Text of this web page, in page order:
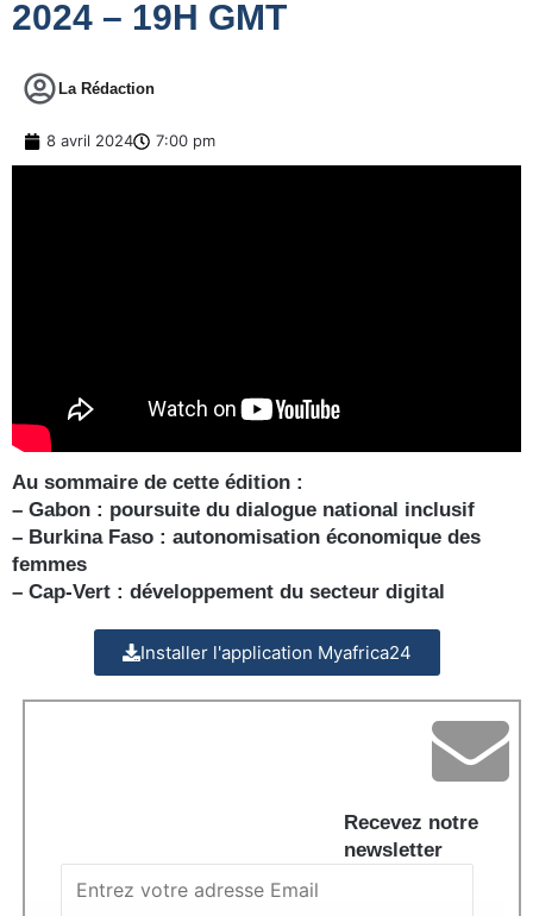
2024 – 19H GMT
La Rédaction
8 avril 2024 7:00 pm
Au sommaire de cette édition :
– Gabon : poursuite du dialogue national inclusif
– Burkina Faso : autonomisation économique des
femmes
– Cap-Vert : développement du secteur digital
Installer l'application Myafrica24
Recevez notre
newsletter